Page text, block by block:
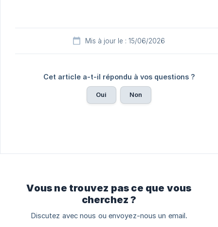
Mis à jour le : 15/06/2026
Cet article a-t-il répondu à vos questions ?
Oui Non
Vous ne trouvez pas ce que vous
cherchez ?
Discutez avec nous ou envoyez-nous un email.